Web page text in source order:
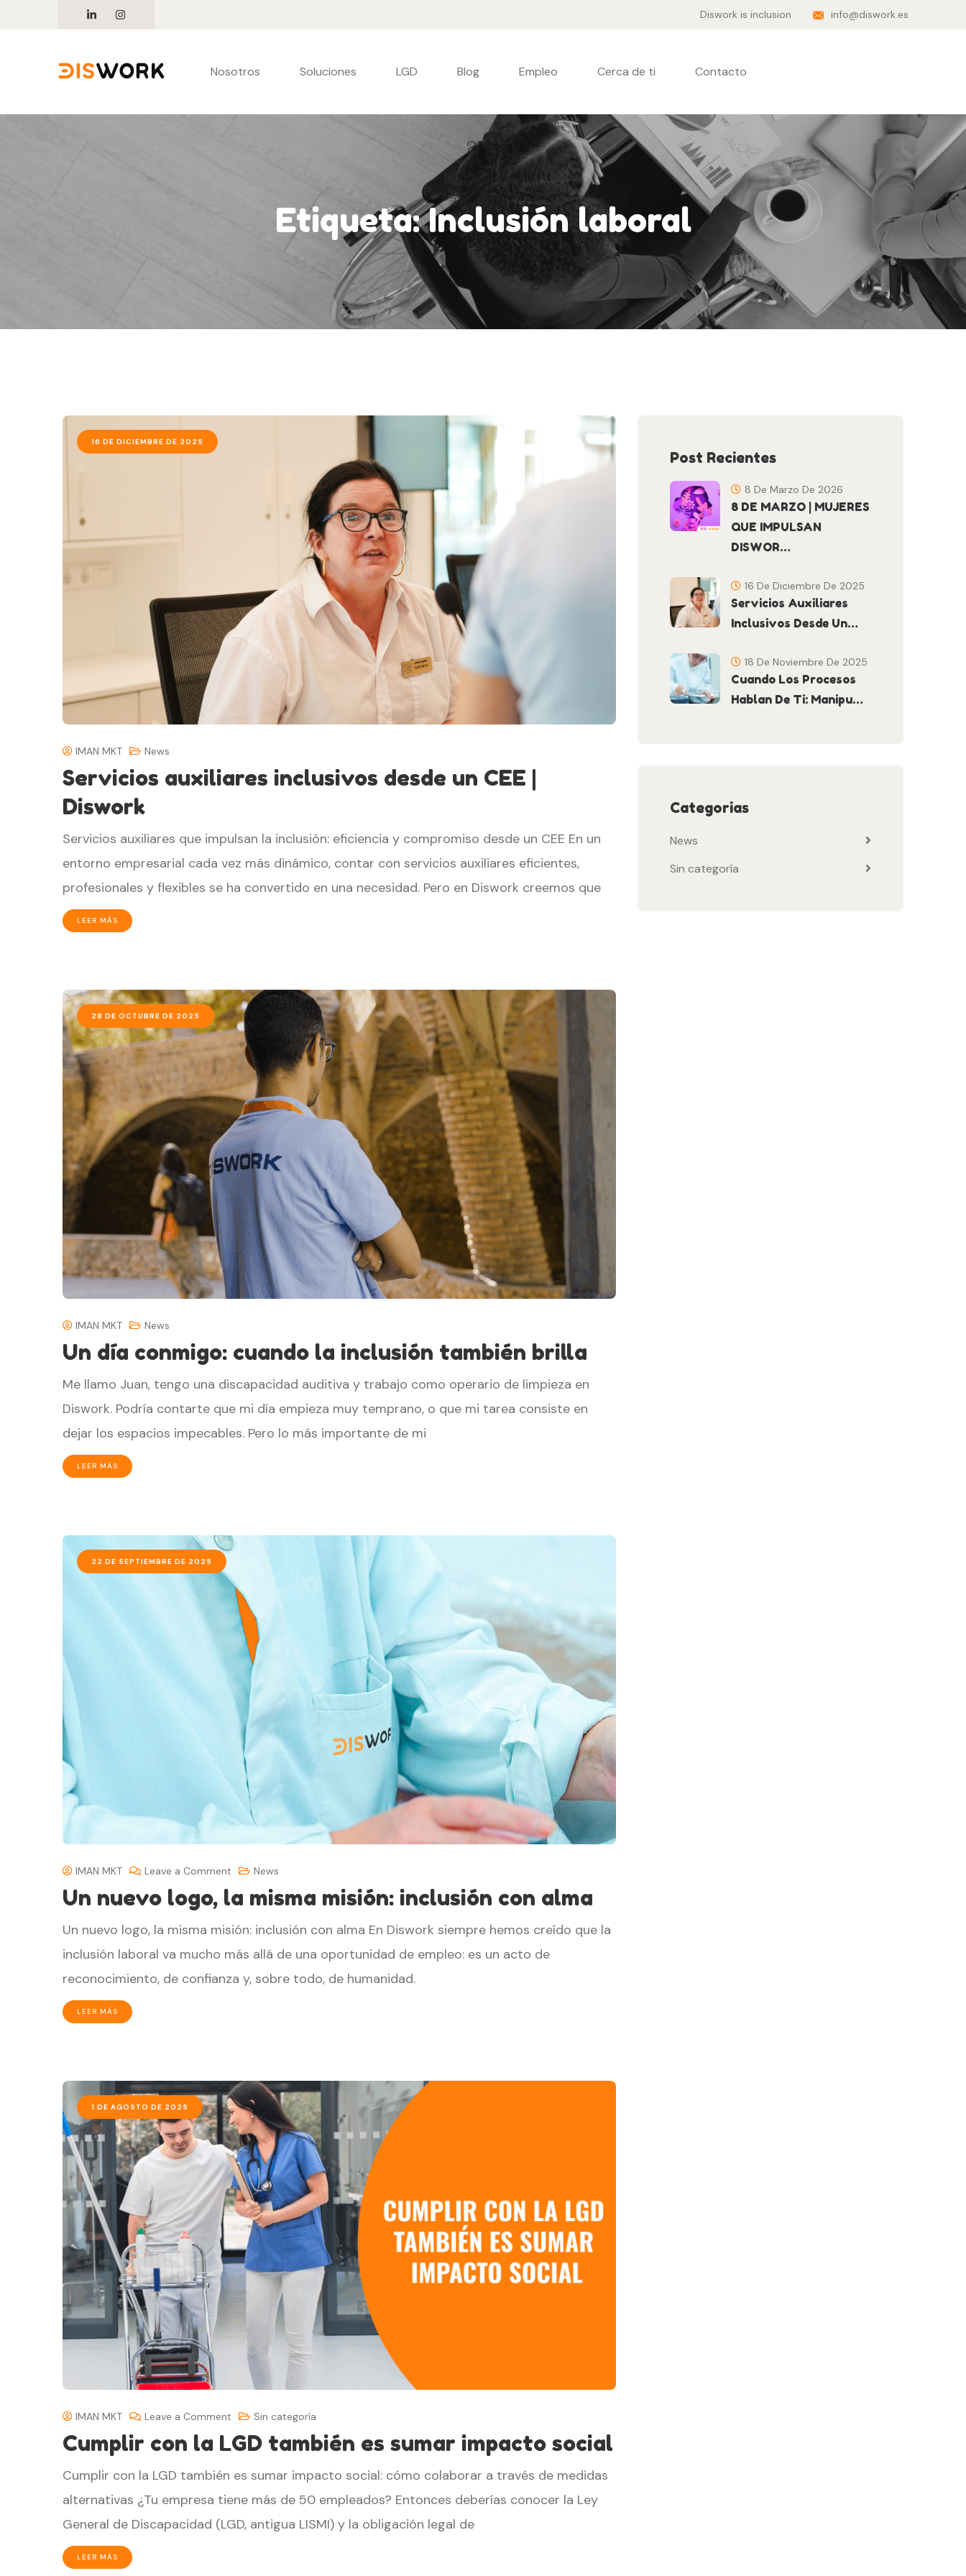
Diswork is inclusion info@diswork.es
Nosotros Soluciones LGD Blog Empleo Cerca de ti Contacto
Etiqueta:Inclusión laboral
16 DE DICIEMBRE DE 2025
IMAN MKT News
Servicios auxiliares inclusivos desde un CEE |
Diswork
Servicios auxiliares que impulsan la inclusión: eficiencia y compromiso desde un CEE En un
entorno empresarial cada vez más dinámico, contar con servicios auxiliares eficientes,
profesionales y flexibles se ha convertido en una necesidad. Pero en Diswork creemos que
LEER MÁS
28 DE OCTUBRE DE 2025
IMAN MKT News
Un día conmigo: cuando la inclusión también brilla
Me llamo Juan, tengo una discapacidad auditiva y trabajo como operario de limpieza en
Diswork. Podría contarte que mi día empieza muy temprano, o que mi tarea consiste en
dejar los espacios impecables. Pero lo más importante de mi
LEER MÁS
22 DE SEPTIEMBRE DE 2025
IMAN MKT Leave a Comment News
Un nuevo logo, la misma misión: inclusión con alma
Un nuevo logo, la misma misión: inclusión con alma En Diswork siempre hemos creído que la
inclusión laboral va mucho más allá de una oportunidad de empleo: es un acto de
reconocimiento, de confianza y, sobre todo, de humanidad.
LEER MÁS
1 DE AGOSTO DE 2025
IMAN MKT Leave a Comment Sin categoría
Cumplir con la LGD también es sumar impacto social
Cumplir con la LGD también es sumar impacto social: cómo colaborar a través de medidas
alternativas ¿Tu empresa tiene más de 50 empleados? Entonces deberías conocer la Ley
General de Discapacidad (LGD, antigua LISMI) y la obligación legal de
LEER MÁS
Post Recientes
8 DE MARZO | MUJERES
QUE IMPULSAN
DISWOR…
8 De Marzo De 2026
Servicios Auxiliares
Inclusivos Desde Un…
16 De Diciembre De 2025
Cuando Los Procesos
Hablan De Ti: Manipu…
18 De Noviembre De 2025
Categorias
News
Sin categoría